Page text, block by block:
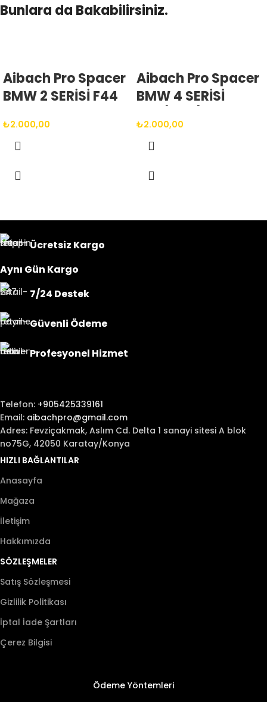
Bunlara da Bakabilirsiniz.
Aibach Pro Spacer
BMW 2 SERİSİ F44
2025(ARASI) 5X112
66.6 14X1.25 BIJON
₺2.000,00
Aibach Pro Spacer
BMW 4 SERİSİ
> (VE SONRASI)
5X112 66.6 14X1.25
BIJON
₺2.000,00
Ücretsiz Kargo
Aynı Gün Kargo
7/24 Destek
Güvenli Ödeme
Profesyonel Hizmet
Telefon: +905425339161
Email: aibachpro@gmail.com
Adres: Fevziçakmak, Aslım Cd. Delta 1 sanayi sitesi A blok
no75G, 42050 Karatay/Konya
HIZLI BAĞLANTILAR
Anasayfa
Mağaza
İletişim
Hakkımızda
SÖZLEŞMELER
Satış Sözleşmesi
Gizlilik Politikası
İptal İade Şartları
Çerez Bilgisi
Ödeme Yöntemleri